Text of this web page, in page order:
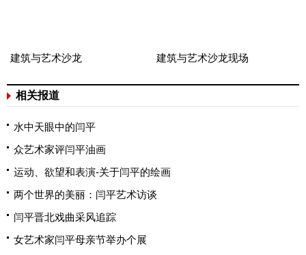
建筑与艺术沙龙 建筑与艺术沙龙现场
相关报道
水中天眼中的闫平
众艺术家评闫平油画
运动、欲望和表演-关于闫平的绘画
两个世界的美丽：闫平艺术访谈
闫平晋北戏曲采风追踪
女艺术家闫平母亲节举办个展